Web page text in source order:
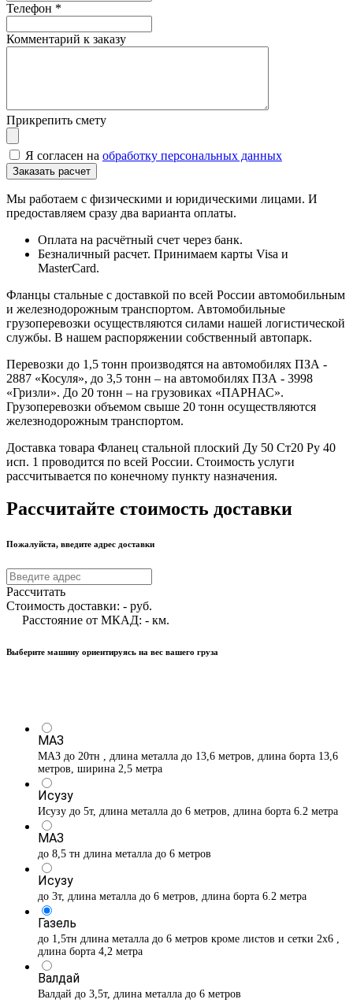
Телефон *
Комментарий к заказу
Прикрепить смету
Я согласен на обработку персональных данных
Мы работаем с физическими и юридическими лицами. И
предоставляем сразу два варианта оплаты.
Оплата на расчётный счет через банк.
Безналичный расчет. Принимаем карты Visa и
MasterCard.
Фланцы стальные с доставкой по всей России автомобильным
и железнодорожным транспортом. Автомобильные
грузоперевозки осуществляются силами нашей логистической
службы. В нашем распоряжении собственный автопарк.
Перевозки до 1,5 тонн производятся на автомобилях ПЗА -
2887 «Косуля», до 3,5 тонн – на автомобилях ПЗА - 3998
«Гризли». До 20 тонн – на грузовиках «ПАРНАС».
Грузоперевозки объемом свыше 20 тонн осуществляются
железнодорожным транспортом.
Доставка товара Фланец стальной плоский Ду 50 Ст20 Ру 40
исп. 1 проводится по всей России. Стоимость услуги
рассчитывается по конечному пункту назначения.
Рассчитайте стоимость доставки
Пожалуйста, введите адрес доставки
Рассчитать
Стоимость доставки: - руб.
Расстояние от МКАД: - км.
Выберите машину ориентируясь на вес вашего груза
МАЗ
МАЗ до 20тн , длина металла до 13,6 метров, длина борта 13,6
метров, ширина 2,5 метра
Исузу
Исузу до 5т, длина металла до 6 метров, длина борта 6.2 метра
МАЗ
до 8,5 тн длина металла до 6 метров
Исузу
до 3т, длина металла до 6 метров, длина борта 6.2 метра
Газель
до 1,5тн длина металла до 6 метров кроме листов и сетки 2х6 ,
длина борта 4,2 метра
Валдай
Валдай до 3,5т, длина металла до 6 метров